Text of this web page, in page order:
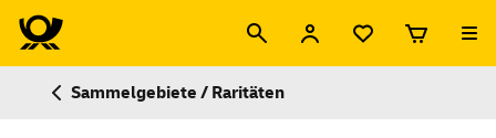
Sammelgebiete / Raritäten